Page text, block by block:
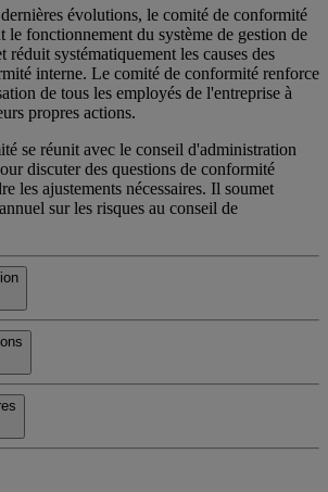
évolutions, le comité de conformité
le fonctionnement du système de gestion de
systématiquement les causes des
interne. Le comité de conformité renforce
de tous les employés de l'entreprise à
propres actions.
se réunit avec le conseil d'administration
discuter des questions de conformité
les ajustements nécessaires. Il soumet
sur les risques au conseil de